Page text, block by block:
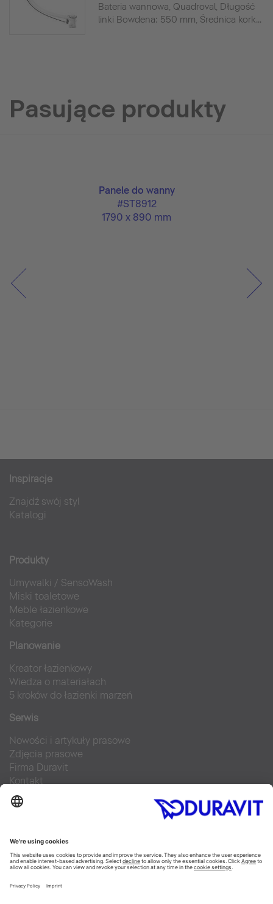
Bateria wannowa, Quadroval, Długość
linki Bowdena: 550 mm, Średnica kork...
Pasujące produkty
Panele do wanny
#ST8912
1790 x 890 mm
Inspiracje
Znajdź swój styl
Katalogi
Produkty
Umywalki / SensoWash
Miski toaletowe
Meble łazienkowe
Kategorie
Planowanie
Kreator łazienkowy
Wiedza o materiałach
5 kroków do łazienki marzeń
Serwis
Nowości i artykuły prasowe
Zdjęcia prasowe
Firma Duravit
Kontakt
Najczęściej zadawane pytania
Facebook
Instagram
Pinterest
Blog
YouTube